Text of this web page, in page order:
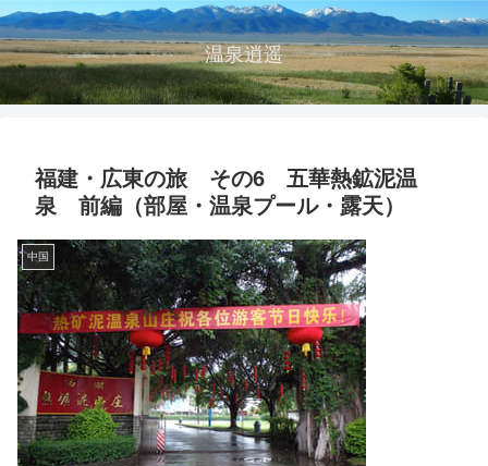
温泉逍遥
福建・広東の旅 その6 五華熱鉱泥温
泉 前編（部屋・温泉プール・露天）
中国